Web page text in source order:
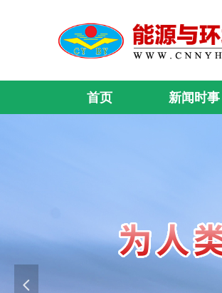
首页 新闻时事
넳